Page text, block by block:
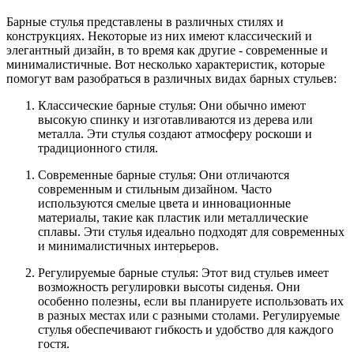
Барные стулья представлены в различных стилях и
конструкциях. Некоторые из них имеют классический и
элегантный дизайн, в то время как другие - современные и
минималистичные. Вот несколько характеристик, которые
помогут вам разобраться в различных видах барных стульев:
Классические барные стулья: Они обычно имеют
высокую спинку и изготавливаются из дерева или
металла. Эти стулья создают атмосферу роскоши и
традиционного стиля.
Современные барные стулья: Они отличаются
современным и стильным дизайном. Часто
используются смелые цвета и инновационные
материалы, такие как пластик или металлические
сплавы. Эти стулья идеально подходят для современных
и минималистичных интерьеров.
Регулируемые барные стулья: Этот вид стульев имеет
возможность регулировки высоты сиденья. Они
особенно полезны, если вы планируете использовать их
в разных местах или с разными столами. Регулируемые
стулья обеспечивают гибкость и удобство для каждого
гостя.